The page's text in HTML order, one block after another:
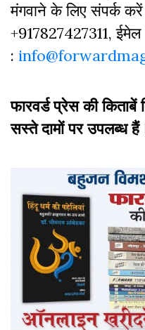
मंगवाने के लिए संपर्क
+917827427311, ईमेल
:
फारवर्ड प्रेस की
सस्ते दामों पर उपलब्ध